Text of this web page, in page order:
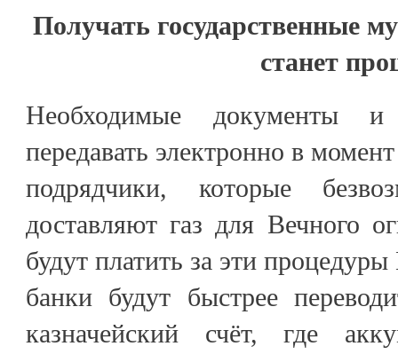
Получать государственные
станет
Необходимые документы
передавать электронно в
подрядчики, которые
доставляют газ для Вечного
будут платить за эти
банки будут быстрее
казначейский счёт, где